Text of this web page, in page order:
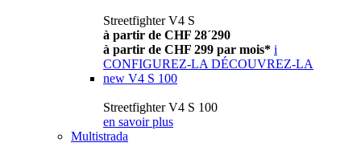
Streetfighter V4 S
à partir de CHF 28´290
à partir de CHF 299 par mois* i
CONFIGUREZ-LA DÉCOUVREZ-LA
new V4 S 100
Streetfighter V4 S 100
en savoir plus
Multistrada